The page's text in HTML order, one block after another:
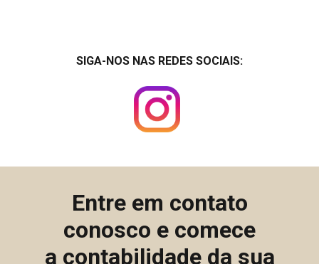
SIGA-NOS NAS REDES SOCIAIS:
Entre em contato
conosco e comece
a contabilidade da sua